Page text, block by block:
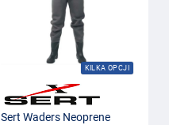
KILKA OPCJI
Sert Waders Neoprene